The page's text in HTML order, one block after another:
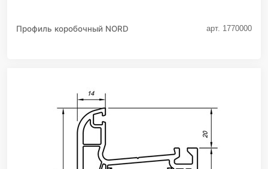
Профиль коробочный NORD арт. 1770000